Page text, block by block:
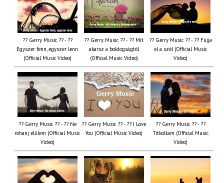
?? Gerry Music ?? - ??
Egyszer fenn, egyszer lenn
(Official Music Video)
?? Gerry Music ?? - ?? Mit
akarsz a boldogságtól
(Official Music Video)
?? Gerry Music ?? - ?? Fújja
el a szél (Official Music
Video)
?? Gerry Music ?? - ?? Ne
rohanj előlem (Official Music
Video)
?? Gerry Music ?? - ?? I Love
You (Official Music Video)
?? Gerry Music ?? - ??
Titkoltam (Official Music
Video)